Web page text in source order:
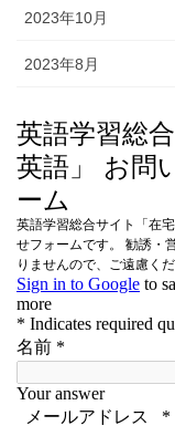
2023年10月
2023年8月